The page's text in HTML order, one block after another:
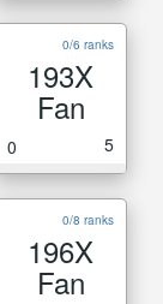
0/6 ranks
193X
Fan
0 5
0/8 ranks
196X
Fan